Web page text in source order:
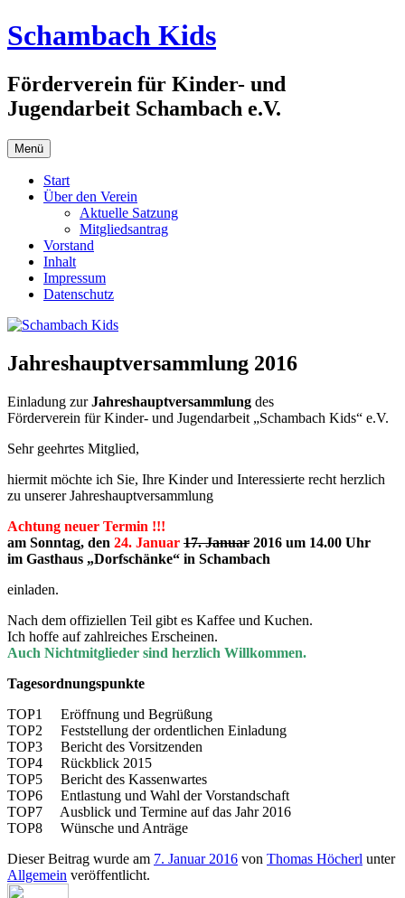
Zum
Inhalt
Schambach Kids
Förderverein für Kinder- und
Jugendarbeit Schambach e.V.
Menü
Start
Über den Verein
Aktuelle Satzung
Mitgliedsantrag
Vorstand
Inhalt
Impressum
Datenschutz
Jahreshauptversammlung 2016
Einladung zurJahreshauptversammlung des
Förderverein für Kinder- und Jugendarbeit „Schambach Kids“ e.V.
Sehr geehrtes Mitglied,
hiermit möchte ich Sie, Ihre Kinder und Interessierte recht herzlich
zu unserer Jahreshauptversammlung
Achtung neuer Termin !!!
am Sonntag, den 24. Januar 17. Januar 2016 um 14.00 Uhr
im Gasthaus „Dorfschänke“ in Schambach
einladen.
Nach dem offiziellen Teil gibt es Kaffee und Kuchen.
Ich hoffe auf zahlreiches Erscheinen.
Auch Nichtmitglieder sind herzlich Willkommen.
Tagesordnungspunkte
TOP1 Eröffnung und Begrüßung
TOP2 Feststellung der ordentlichen Einladung
TOP3 Bericht des Vorsitzenden
TOP4 Rückblick 2015
TOP5 Bericht des Kassenwartes
TOP6 Entlastung und Wahl der Vorstandschaft
TOP7 Ausblick und Termine auf das Jahr 2016
TOP8 Wünsche und Anträge
Dieser Beitrag wurde am 7. Januar 2016 von Thomas Höcherl unter
Allgemein veröffentlicht.